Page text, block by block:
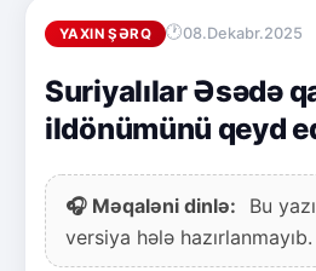
YAXIN ŞƏRQ 08.Dekabr.2025
Suriyalılar Əsədə
ildönümünü qeyd
🎧 Məqaləni dinlə:
Bu
versiya hələ hazırlanmayıb.